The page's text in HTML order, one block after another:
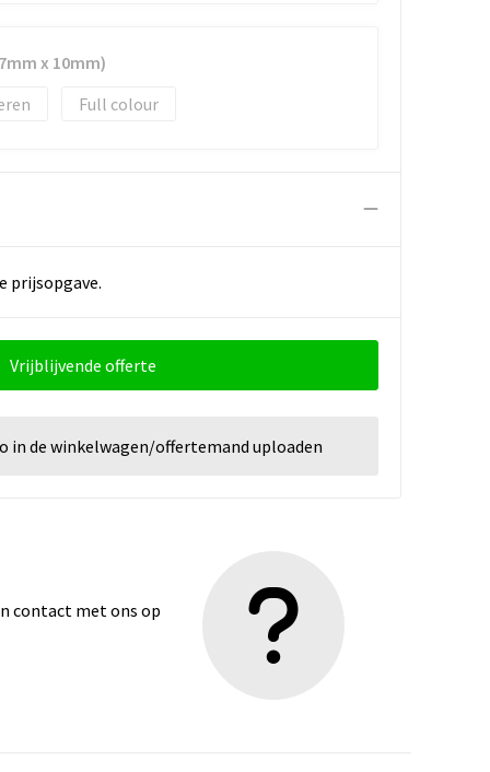
x 10mm)
Full colour
prijsopgave.
Vrijblijvende offerte
in de winkelwagen/offertemand uploaden
contact met ons op